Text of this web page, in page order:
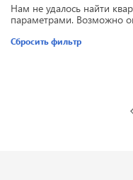
Нам не удалось найти
параметрами. Возможно
Сбросить фильтр